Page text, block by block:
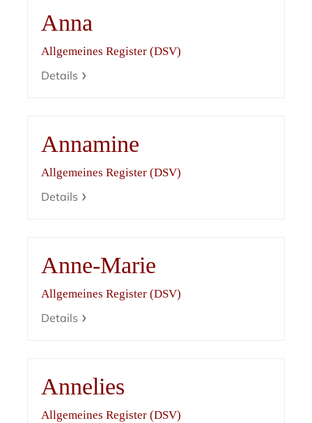
Anna
Allgemeines Register (DSV)
Details
Annamine
Allgemeines Register (DSV)
Details
Anne-Marie
Allgemeines Register (DSV)
Details
Annelies
Allgemeines Register (DSV)